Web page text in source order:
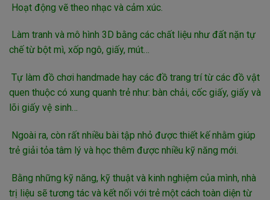
Hoạt động vẽ theo nhạc và cảm xúc.
Làm tranh và mô hình 3D bằng các chất liệu như đất nặn tự
chế từ bột mì, xốp ngô, giấy, mút…
Tự làm đồ chơi handmade hay các đồ trang trí từ các đồ vật
quen thuộc có xung quanh trẻ như: bàn chải, cốc giấy, giấy và
lõi giấy vệ sinh…
Ngoài ra, còn rất nhiều bài tập nhỏ được thiết kế nhằm giúp
trẻ giải tỏa tâm lý và học thêm được nhiều kỹ năng mới.
Bằng những kỹ năng, kỹ thuật và kinh nghiệm của mình, nhà
trị liệu sẽ tương tác và kết nối với trẻ một cách toàn diện từ